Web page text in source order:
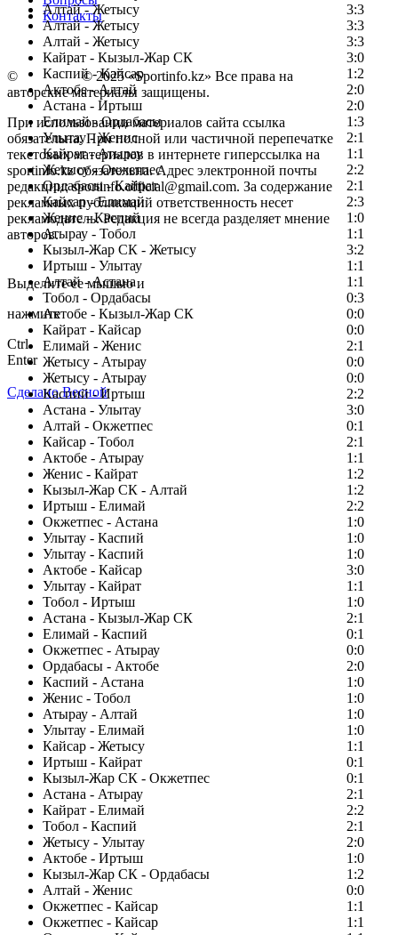
Алтай - Жетысу
3:3
Алтай - Жетысу
3:3
Алтай - Жетысу
3:3
Кайрат - Кызыл-Жар СК
3:0
Каспий - Кайсар
1:2
Актобе - Алтай
2:0
Астана - Иртыш
2:0
Елимай - Ордабасы
1:3
Улытау - Женис
2:1
Кайрат - Атырау
1:1
Жетысу - Окжетпес
2:2
Ордабасы - Кайрат
2:1
Кайсар - Елимай
2:3
Женис - Каспий
1:0
Атырау - Тобол
1:1
Кызыл-Жар СК - Жетысу
3:2
Иртыш - Улытау
1:1
Алтай - Астана
1:1
Тобол - Ордабасы
0:3
Актобе - Кызыл-Жар СК
0:0
Кайрат - Кайсар
0:0
Елимай - Женис
2:1
Жетысу - Атырау
0:0
Жетысу - Атырау
0:0
Каспий - Иртыш
2:2
Астана - Улытау
3:0
Алтай - Окжетпес
0:1
Кайсар - Тобол
2:1
Актобе - Атырау
1:1
Женис - Кайрат
1:2
Кызыл-Жар СК - Алтай
1:2
Иртыш - Елимай
2:2
Окжетпес - Астана
1:0
Улытау - Каспий
1:0
Улытау - Каспий
1:0
Актобе - Кайсар
3:0
Улытау - Кайрат
1:1
Тобол - Иртыш
1:0
Астана - Кызыл-Жар СК
2:1
Елимай - Каспий
0:1
Окжетпес - Атырау
0:0
Ордабасы - Актобе
2:0
Каспий - Астана
1:0
Женис - Тобол
1:0
Атырау - Алтай
1:0
Улытау - Елимай
1:0
Кайсар - Жетысу
1:1
Иртыш - Кайрат
0:1
Кызыл-Жар СК - Окжетпес
0:1
Астана - Атырау
2:1
Кайрат - Елимай
2:2
Тобол - Каспий
2:1
Жетысу - Улытау
2:0
Актобе - Иртыш
1:0
Кызыл-Жар СК - Ордабасы
1:2
Алтай - Женис
0:0
Окжетпес - Кайсар
1:1
Окжетпес - Кайсар
1:1
Контакты
© Copyright© 2025 «Sportinfo.kz» Все права на
авторские материалы защищены.
При использовании материалов сайта ссылка
обязательна. При полной или частичной перепечатке
текстовых материалов в интернете гиперссылка на
sportinfo.kz обязательна. Адрес электронной почты
редакции: sportinfo.official@gmail.com. За содержание
рекламных публикаций ответственность несет
рекламодатель. Редакция не всегда разделяет мнение
авторов.
Заметили ошибку в тексте?
Выделите ее мышью и
нажмите
Ctrl
Enter
Сделано Весной